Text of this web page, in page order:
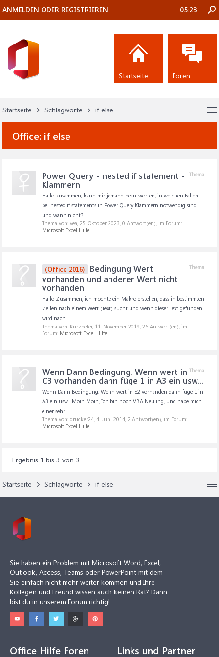
Startseite Schlagworte if else
Office: if else
Thema
Power Query - nested if statement -
Klammern
Hallo zusammen, kann mir jemand beantworten, in welchen Fällen
bei nested if statements in Power Query Klammern notwendig sind
und wann nicht?...
Thema von: vea, 25. Oktober 2023, 0 Antwort(en), im Forum:
Microsoft Excel Hilfe
Thema
(Office 2016)
Bedingung Wert
vorhanden und anderer Wert nicht
vorhanden
Hallo Zusammen, ich möchte ein Makro erstellen, dass in bestimmten
Zellen nach einem Wert (Text) sucht und wenn dieser Text gefunden
wird nach...
Thema von: Kurzpeter, 11. November 2019, 26 Antwort(en), im
Forum: Microsoft Excel Hilfe
Thema
Wenn Dann Bedingung, Wenn wert in
C3 vorhanden dann füge 1 in A3 ein usw...
Wenn Dann Bedingung, Wenn wert in E2 vorhanden dann füge 1 in
A3 ein usw... Moin Moin, Ich bin noch VBA Neuling, und habe mich
einer sehr...
Thema von: drucker24, 4. Juni 2014, 2 Antwort(en), im Forum:
Microsoft Excel Hilfe
Ergebnis 1 bis 3 von 3
Startseite Schlagworte if else
ANMELDEN ODER REGISTRIEREN 05:23
Startseite Foren
Sie haben ein Problem mit Microsoft Word, Excel,
Outlook, Access, Teams oder PowerPoint mit dem
Sie einfach nicht mehr weiter kommen und Ihre
Kollegen und Freund wissen auch keinen Rat? Dann
bist du in unserem Forum richtig!
Office Hilfe Foren Links und Partner